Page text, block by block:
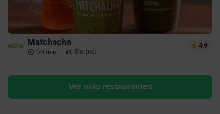
Matchacha
24 min · $ 5000
4.9
Ver más restaurantes